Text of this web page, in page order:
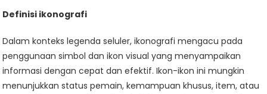
Definisi ikonografi
Dalam konteks legenda seluler, ikonografi mengacu pada
penggunaan simbol dan ikon visual yang menyampaikan
informasi dengan cepat dan efektif. Ikon-ikon ini mungkin
menunjukkan status pemain, kemampuan khusus, item, atau